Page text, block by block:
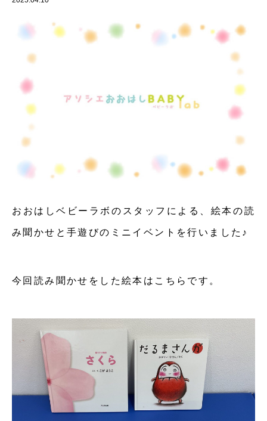
おおはしベビーラボのスタッフによる、絵本の読
み聞かせと手遊びのミニイベントを行いました♪
今回読み聞かせをした絵本はこちらです。